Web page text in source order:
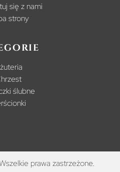
się z nami
strony
ślubne
prawa zastrzeżone.